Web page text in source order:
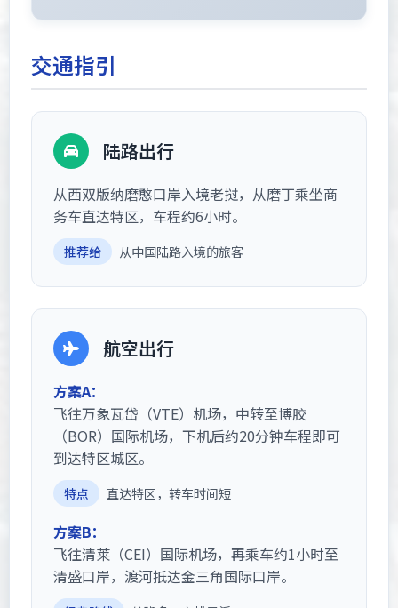
交通指引
陆路出行
从西双版纳磨憨口岸入境老挝，从磨丁乘坐商
务车直达特区，车程约6小时。
推荐给 从中国陆路入境的旅客
航空出行
方案A：
飞往万象瓦岱（VTE）机场，中转至博胶
（BOR）国际机场，下机后约20分钟车程即可
到达特区城区。
特点 直达特区，转车时间短
方案B：
飞往清莱（CEI）国际机场，再乘车约1小时至
清盛口岸，渡河抵达金三角国际口岸。